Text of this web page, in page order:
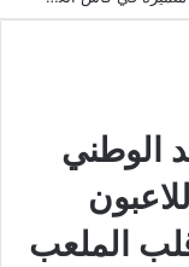
الوطني
2026: اللاعبون
الملعب